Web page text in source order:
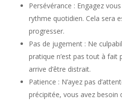
Persévérance : Engagez
rythme quotidien. Cela sera
progresser.
Pas de jugement : Ne
pratique n’est pas tout à fait
arrive d’être distrait.
Patience : N’ayez pas
précipitée, vous avez besoin